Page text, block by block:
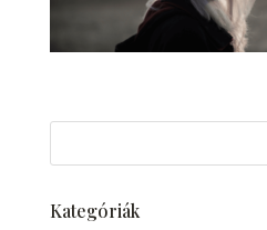
Kategóriák